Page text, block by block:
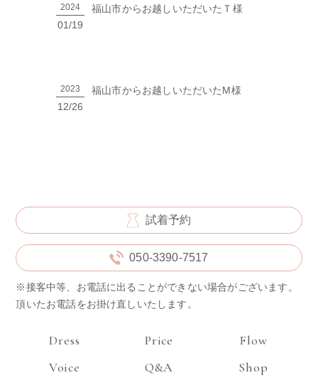
2024
01/19
福山市からお越しいただいたＴ様
2023
12/26
福山市からお越しいただいたM様
試着予約
050-3390-7517
※接客中等、お電話に出ることができない場合がございます。
頂いたお電話をお掛け直しいたします。
Dress Price
Flow
Voice
Q&A
Shop